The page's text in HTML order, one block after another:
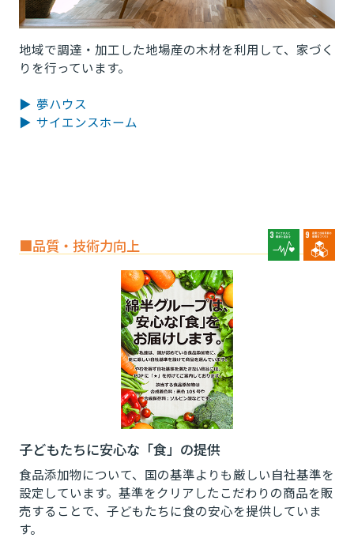
地域で調達・加工した地場産の木材を利用して、家づく
りを行っています。
▶ 夢ハウス
▶ サイエンスホーム
■品質・技術力向上
子どもたちに安心な「食」の提供
食品添加物について、国の基準よりも厳しい自社基準を
設定しています。基準をクリアしたこだわりの商品を販
売することで、子どもたちに食の安心を提供していま
す。